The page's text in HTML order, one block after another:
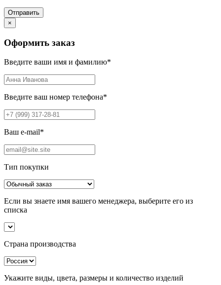
Отправить
×
Оформить заказ
Введите ваши имя и фамилию*
Введите ваш номер телефона*
Ваш e-mail*
Тип покупки
Если вы знаете имя вашего менеджера, выберите его из
списка
Страна производства
Укажите виды, цвета, размеры и количество изделий